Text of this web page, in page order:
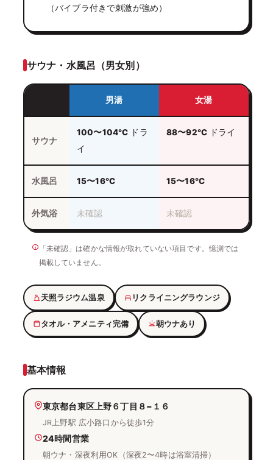
（バイブラ付きで刺激が強め）
サウナ・水風呂（男女別）
男湯 女湯
サウナ
100〜104℃ ドラ
イ
88〜92℃ドライ
水風呂 15〜16℃ 15〜16℃
外気浴 未確認 未確認
「未確認」は確かな情報が取れていない項目です。憶測では
掲載していません。
天照ラジウム温泉 リクライニングラウンジ
タオル・アメニティ完備 朝ウナあり
基本情報
東京都台東区上野６丁目８−１６
JR上野駅 広小路口から徒歩1分
24時間営業
朝ウナ・深夜利用OK（深夜2〜4時は浴室清掃）